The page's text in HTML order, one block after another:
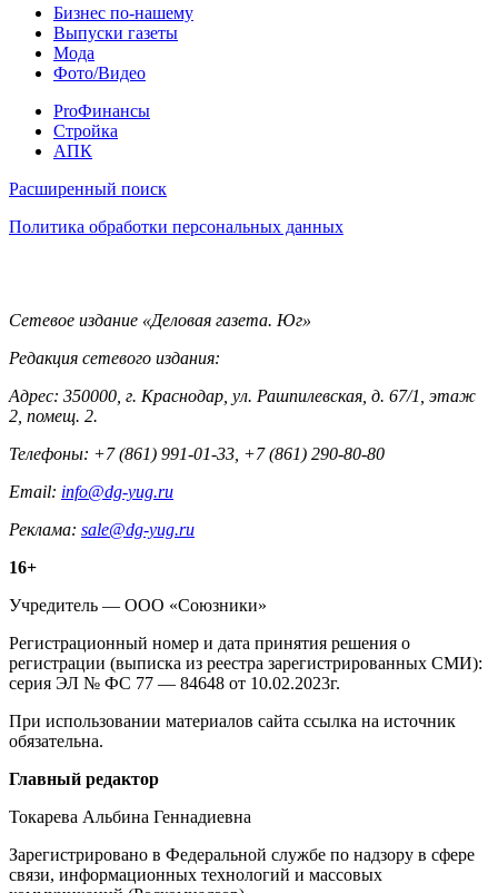
Разное
Бизнес по-нашему
Выпуски газеты
Мода
Фото/Видео
Pro
ProФинансы
Стройка
АПК
Информация
Расширенный поиск
Политика обработки персональных данных
Контакты
Сетевое издание «Деловая газета. Юг»
Редакция сетевого издания:
Адрес: 350000, г. Краснодар, ул. Рашпилевская, д. 67/1, этаж
2, помещ. 2.
Телефоны: +7 (861) 991-01-33, +7 (861) 290-80-80
Email: info@dg-yug.ru
Реклама: sale@dg-yug.ru
Информация
о
издании
16+
Учредитель — ООО «Союзники»
Регистрационный номер и дата принятия решения о
регистрации (выписка из реестра зарегистрированных СМИ):
серия ЭЛ № ФС 77 — 84648 от 10.02.2023г.
При использовании материалов сайта ссылка на источник
обязательна.
Редакция
Главный редактор
Токарева Альбина Геннадиевна
Зарегистрировано в Федеральной службе по надзору в сфере
связи, информационных технологий и массовых